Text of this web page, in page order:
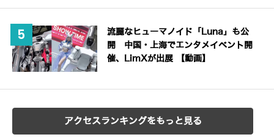
流麗なヒューマノイド「Luna」も公
開 中国・上海でエンタメイベント開
催、LimXが出展 【動画】
アクセスランキングをもっと見る